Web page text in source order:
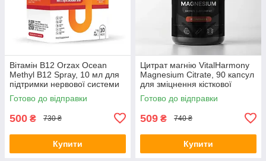
Вітамін B12 Orzax Ocean
Methyl B12 Spray, 10 мл для
підтримки нервової системи
Готово до відправки
500 ₴ 730 ₴
Купити
Цитрат магнію VitalHarmony
Magnesium Citrate, 90 капсул
для зміцнення кісткової
тканини
Готово до відправки
509 ₴ 740 ₴
Купити